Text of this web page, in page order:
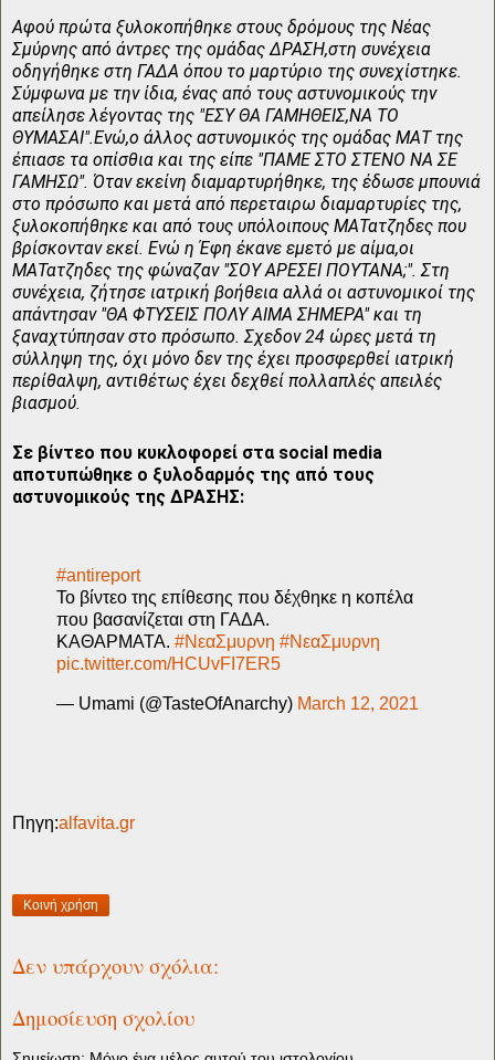
Αφού πρώτα ξυλοκοπήθηκε στους δρόμους της Νέας
Σμύρνης από άντρες της ομάδας ΔΡΑΣΗ,στη συνέχεια
οδηγήθηκε στη ΓΑΔΑ όπου το μαρτύριο της συνεχίστηκε.
Σύμφωνα με την ίδια, ένας από τους αστυνομικούς την
απείλησε λέγοντας της "ΕΣΥ ΘΑ ΓΑΜΗΘΕΙΣ,ΝΑ ΤΟ
ΘΥΜΑΣΑΙ".Ενώ,ο άλλος αστυνομικός της ομάδας ΜΑΤ της
έπιασε τα οπίσθια και της είπε "ΠΑΜΕ ΣΤΟ ΣΤΕΝΟ ΝΑ ΣΕ
ΓΑΜΗΣΩ". Όταν εκείνη διαμαρτυρήθηκε, της έδωσε μπουνιά
στο πρόσωπο και μετά από περεταιρω διαμαρτυρίες της,
ξυλοκοπήθηκε και από τους υπόλοιπους ΜΑΤατζηδες που
βρίσκονταν εκεί. Ενώ η Έφη έκανε εμετό με αίμα,οι
ΜΑΤατζηδες της φώναζαν "ΣΟΥ ΑΡΕΣΕΙ ΠΟΥΤΑΝΑ;". Στη
συνέχεια, ζήτησε ιατρική βοήθεια αλλά οι αστυνομικοί της
απάντησαν "ΘΑ ΦΤΥΣΕΙΣ ΠΟΛΥ ΑΙΜΑ ΣΗΜΕΡΑ" και τη
ξαναχτύπησαν στο πρόσωπο. Σχεδον 24 ώρες μετά τη
σύλληψη της, όχι μόνο δεν της έχει προσφερθεί ιατρική
περίθαλψη, αντιθέτως έχει δεχθεί πολλαπλές απειλές
βιασμού.
Σε βίντεο που κυκλοφορεί στα social media
αποτυπώθηκε ο ξυλοδαρμός της από τους
αστυνομικούς της ΔΡΑΣΗΣ:
#antireport
Το βίντεο της επίθεσης που δέχθηκε η κοπέλα
που βασανίζεται στη ΓΑΔΑ.
ΚΑΘΑΡΜΑΤΑ. #ΝεαΣμυρνη #ΝεαΣμυρνη
pic.twitter.com/HCUvFI7ER5
— Umami (@TasteOfAnarchy) March 12, 2021
Πηγη:alfavita.gr
Κοινή χρήση
Δεν υπάρχουν σχόλια:
Δημοσίευση σχολίου